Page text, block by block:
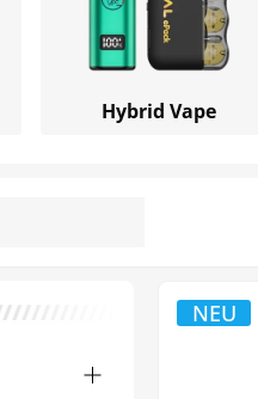
Hybrid Vape
NEU